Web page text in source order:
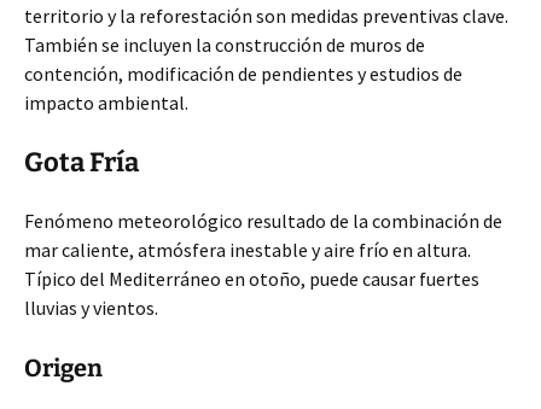
territorio y la reforestación son medidas preventivas clave.
También se incluyen la construcción de muros de
contención, modificación de pendientes y estudios de
impacto ambiental.
Gota Fría
Fenómeno meteorológico resultado de la combinación de
mar caliente, atmósfera inestable y aire frío en altura.
Típico del Mediterráneo en otoño, puede causar fuertes
lluvias y vientos.
Origen